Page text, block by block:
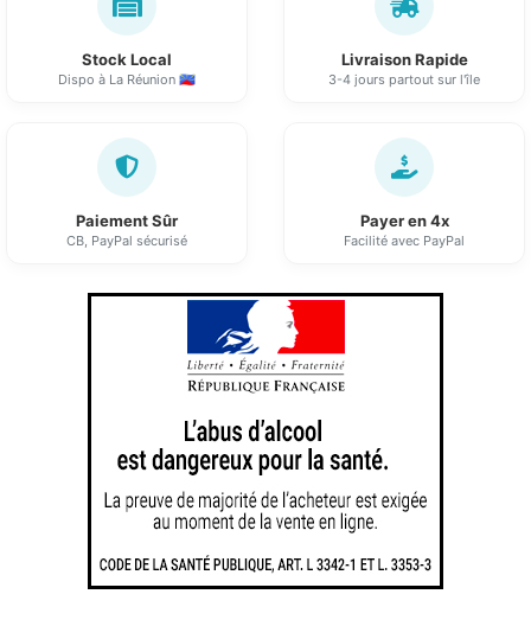
Stock Local
Dispo à La Réunion 🇷🇪
Livraison Rapide
3-4 jours partout sur l'île
Paiement Sûr
CB, PayPal sécurisé
Payer en 4x
Facilité avec PayPal